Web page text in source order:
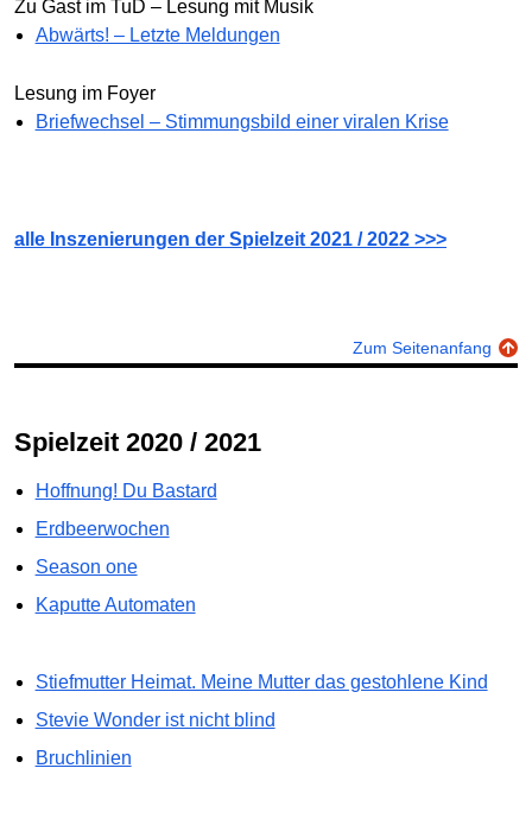
Zu Gast im TuD – Lesung mit Musik
Abwärts! – Letzte Meldungen
Lesung im Foyer
Briefwechsel – Stimmungsbild einer viralen Krise
alle Inszenierungen der Spielzeit 2021 / 2022 >>>
Zum Seitenanfang
Spielzeit 2020 / 2021
Hoffnung! Du Bastard
Erdbeerwochen
Season one
Kaputte Automaten
Stiefmutter Heimat. Meine Mutter das gestohlene Kind
Stevie Wonder ist nicht blind
Bruchlinien